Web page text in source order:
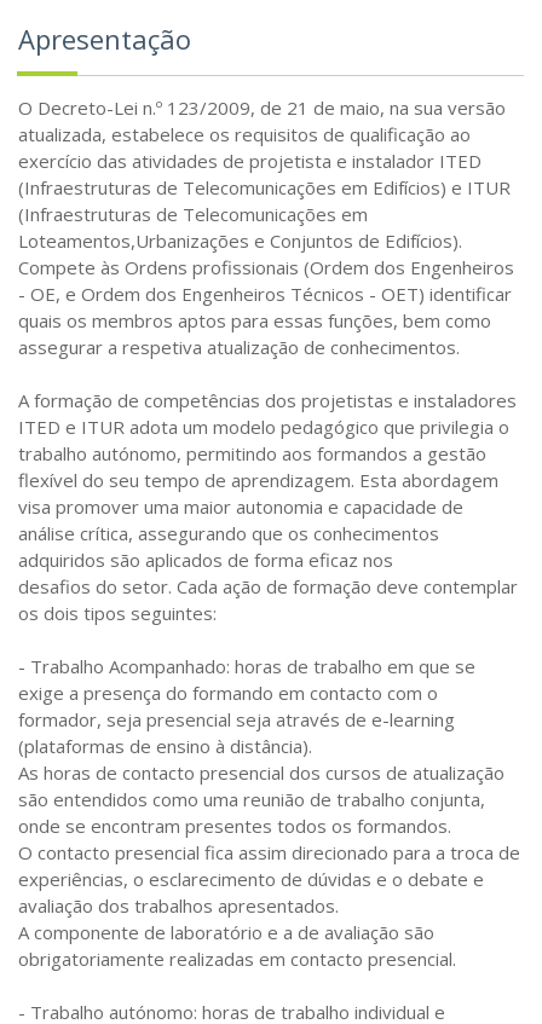
Apresentação
O Decreto-Lei n.º 123/2009, de 21 de maio, na sua versão
atualizada, estabelece os requisitos de qualificação ao
exercício das atividades de projetista e instalador ITED
(Infraestruturas de Telecomunicações em Edifícios) e ITUR
(Infraestruturas de Telecomunicações em
Loteamentos,Urbanizações e Conjuntos de Edifícios).
Compete às Ordens profissionais (Ordem dos Engenheiros
- OE, e Ordem dos Engenheiros Técnicos - OET) identificar
quais os membros aptos para essas funções, bem como
assegurar a respetiva atualização de conhecimentos.
A formação de competências dos projetistas e instaladores
ITED e ITUR adota um modelo pedagógico que privilegia o
trabalho autónomo, permitindo aos formandos a gestão
flexível do seu tempo de aprendizagem. Esta abordagem
visa promover uma maior autonomia e capacidade de
análise crítica, assegurando que os conhecimentos
adquiridos são aplicados de forma eficaz nos
desafios do setor. Cada ação de formação deve contemplar
os dois tipos seguintes:
- Trabalho Acompanhado: horas de trabalho em que se
exige a presença do formando em contacto com o
formador, seja presencial seja através de e-learning
(plataformas de ensino à distância).
As horas de contacto presencial dos cursos de atualização
são entendidos como uma reunião de trabalho conjunta,
onde se encontram presentes todos os formandos.
O contacto presencial fica assim direcionado para a troca de
experiências, o esclarecimento de dúvidas e o debate e
avaliação dos trabalhos apresentados.
A componente de laboratório e a de avaliação são
obrigatoriamente realizadas em contacto presencial.
- Trabalho autónomo: horas de trabalho individual e